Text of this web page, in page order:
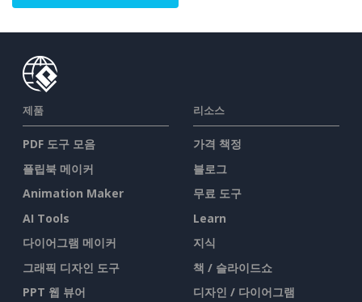
제품
PDF 도구 모음
플립북 메이커
Animation Maker
AI Tools
다이어그램 메이커
그래픽 디자인 도구
PPT 웹 뷰어
리소스
가격 책정
블로그
무료 도구
Learn
지식
책 / 슬라이드쇼
디자인 / 다이어그램